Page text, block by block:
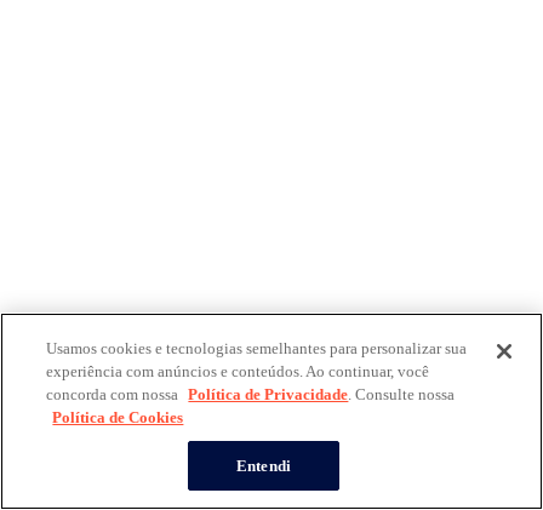
Usamos cookies e tecnologias semelhantes para personalizar sua
experiência com anúncios e conteúdos. Ao continuar, você
concorda com nossa Política de Privacidade. Consulte nossa
Política de Cookies
Entendi